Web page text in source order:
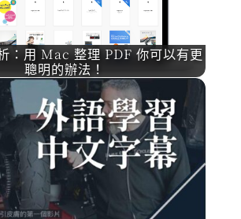
：用 Mac 整理 PDF 你可以有更
聰明的辦法！